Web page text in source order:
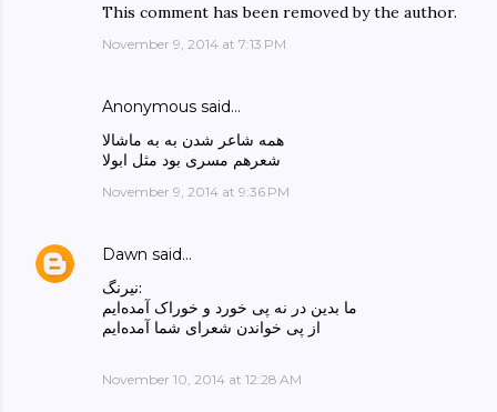
This comment has been removed by the author.
November 9, 2014 at 7:13 PM
Anonymous said…
همه شاعر شدن به به ماشالا
شعرهم مسری بود مثل ابولا
November 9, 2014 at 9:36 PM
Dawn said…
نیرنگ:
ما بدین در نه پی خورد و خوراک آمده‌ایم
از پی خواندن شعرای شما آمده‌ایم
November 10, 2014 at 12:28 AM